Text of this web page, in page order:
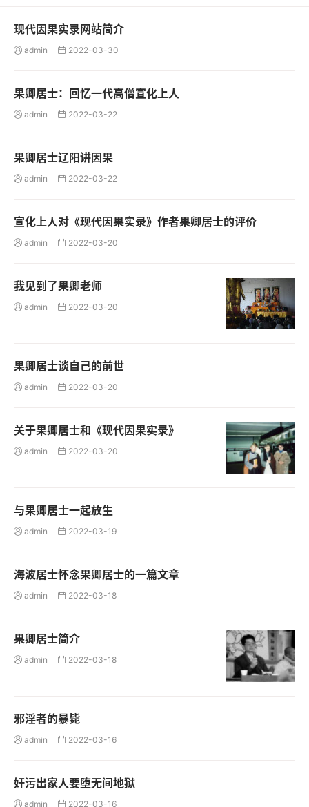
现代因果实录网站简介
 admin  2022-03-30
果卿居士：回忆一代高僧宣化上人
 admin  2022-03-22
果卿居士辽阳讲因果
 admin  2022-03-22
宣化上人对《现代因果实录》作者果卿居士的评价
 admin  2022-03-20
我见到了果卿老师
 admin  2022-03-20
果卿居士谈自己的前世
 admin  2022-03-20
关于果卿居士和《现代因果实录》
 admin  2022-03-20
与果卿居士一起放生
 admin  2022-03-19
海波居士怀念果卿居士的一篇文章
 admin  2022-03-18
果卿居士简介
 admin  2022-03-18
邪淫者的暴毙
 admin  2022-03-16
奸污出家人要堕无间地狱
 admin  2022-03-16